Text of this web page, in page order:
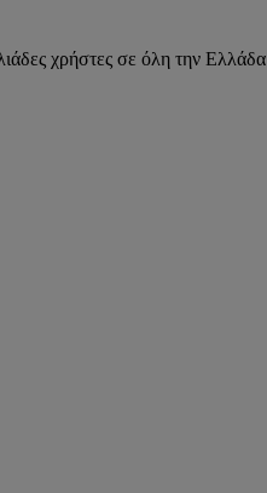
χρήστες σε όλη την Ελλάδα